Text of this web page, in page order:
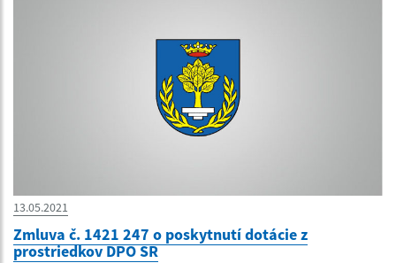
13.05.2021
Zmluva č. 1421 247 o poskytnutí dotácie z
prostriedkov DPO SR